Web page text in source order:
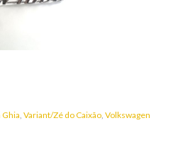
, Variant/Zé do Caixão, Volkswagen